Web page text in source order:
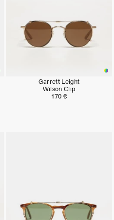
Garrett Leight
Wilson Clip
170 €